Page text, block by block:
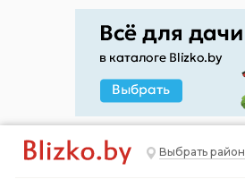
Выбрать район